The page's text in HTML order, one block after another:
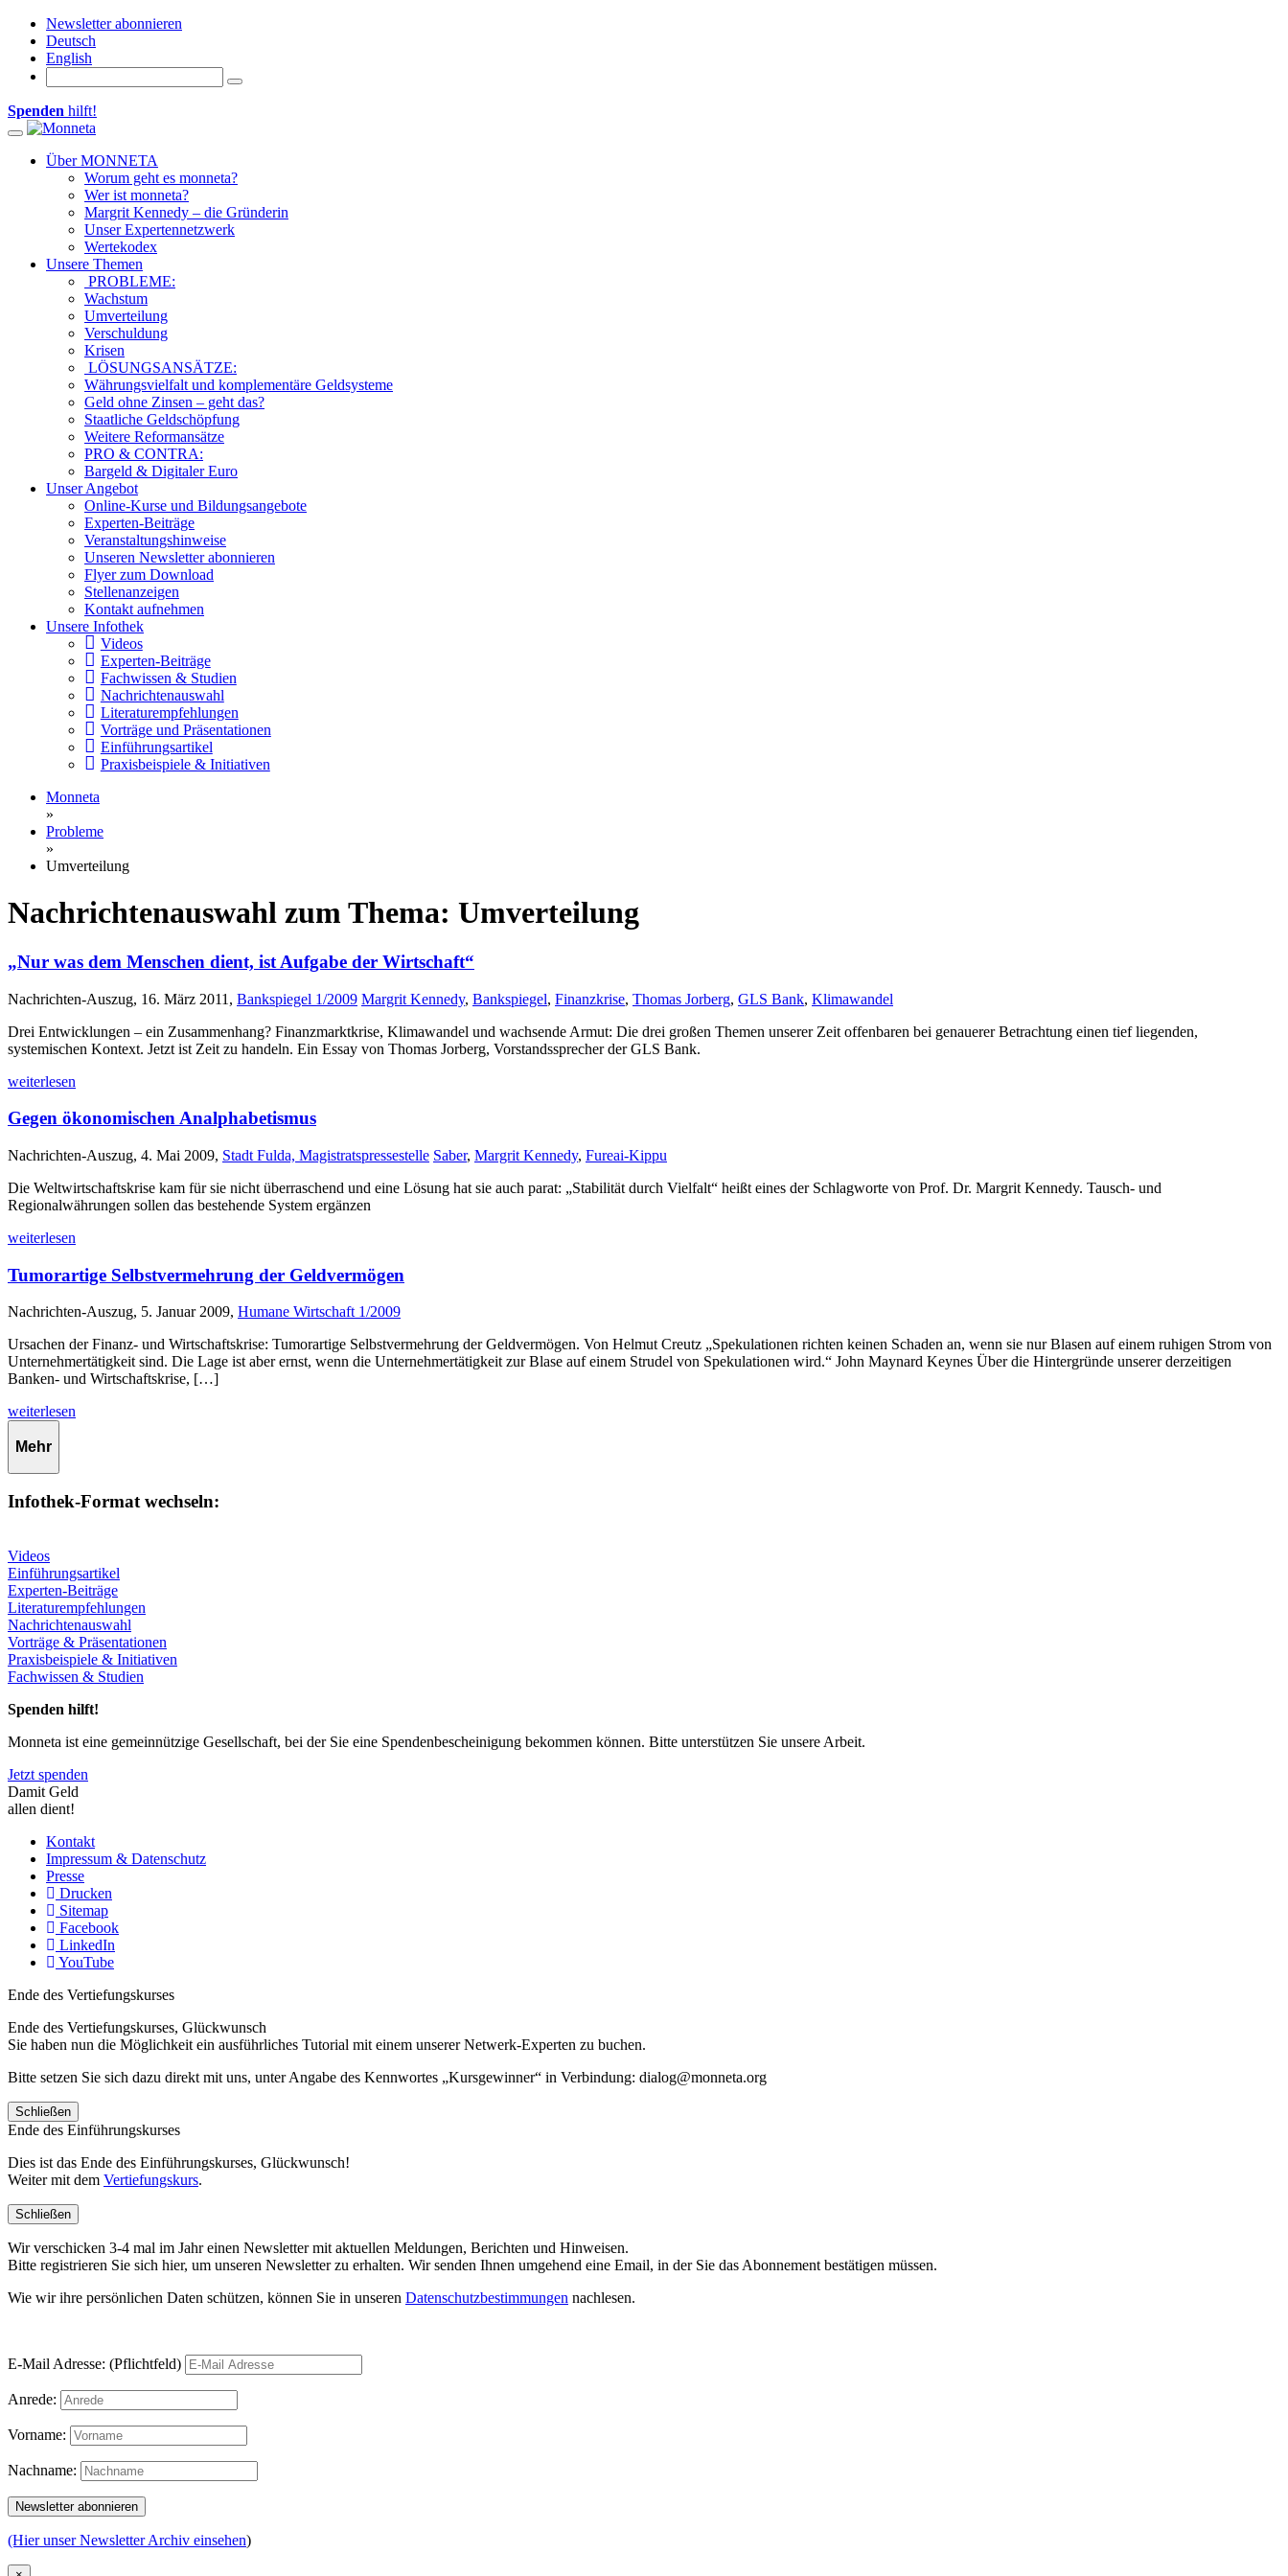
Newsletter abonnieren
Deutsch
English
Spenden hilft!
Toggle navigation
Über MONNETA
Worum geht es monneta?
Wer ist monneta?
Margrit Kennedy – die Gründerin
Unser Expertennetzwerk
Wertekodex
Unsere Themen
PROBLEME:
Wachstum
Umverteilung
Verschuldung
Krisen
LÖSUNGSANSÄTZE:
Währungsvielfalt und komplementäre Geldsysteme
Geld ohne Zinsen – geht das?
Staatliche Geldschöpfung
Weitere Reformansätze
PRO & CONTRA:
Bargeld & Digitaler Euro
Unser Angebot
Online-Kurse und Bildungsangebote
Experten-Beiträge
Veranstaltungshinweise
Unseren Newsletter abonnieren
Flyer zum Download
Stellenanzeigen
Kontakt aufnehmen
Unsere Infothek
Videos
Experten-Beiträge
Fachwissen & Studien
Nachrichtenauswahl
Literaturempfehlungen
Vorträge und Präsentationen
Einführungsartikel
Praxisbeispiele & Initiativen
Monneta
»
Probleme
»
Umverteilung
Nachrichtenauswahl zum Thema: Umverteilung
„Nur was dem Menschen dient, ist Aufgabe der Wirtschaft“
Nachrichten-Auszug, 16. März 2011, Bankspiegel 1/2009 Margrit Kennedy, Bankspiegel, Finanzkrise, Thomas Jorberg, GLS Bank, Klimawandel
Drei Entwicklungen – ein Zusammenhang? Finanzmarktkrise, Klimawandel und wachsende Armut: Die drei großen Themen unserer Zeit offenbaren bei genauerer Betrachtung einen tief liegenden,
systemischen Kontext. Jetzt ist Zeit zu handeln. Ein Essay von Thomas Jorberg, Vorstandssprecher der GLS Bank.
weiterlesen
Gegen ökonomischen Analphabetismus
Nachrichten-Auszug, 4. Mai 2009, Stadt Fulda, Magistratspressestelle Saber, Margrit Kennedy, Fureai-Kippu
Die Weltwirtschaftskrise kam für sie nicht überraschend und eine Lösung hat sie auch parat: „Stabilität durch Vielfalt“ heißt eines der Schlagworte von Prof. Dr. Margrit Kennedy. Tausch- und
Regionalwährungen sollen das bestehende System ergänzen
weiterlesen
Tumorartige Selbstvermehrung der Geldvermögen
Nachrichten-Auszug, 5. Januar 2009, Humane Wirtschaft 1/2009
Ursachen der Finanz- und Wirtschaftskrise: Tumorartige Selbstvermehrung der Geldvermögen. Von Helmut Creutz „Spekulationen richten keinen Schaden an, wenn sie nur Blasen auf einem ruhigen Strom von
Unternehmertätigkeit sind. Die Lage ist aber ernst, wenn die Unternehmertätigkeit zur Blase auf einem Strudel von Spekulationen wird.“ John Maynard Keynes Über die Hintergründe unserer derzeitigen
Banken- und Wirtschaftskrise, […]
weiterlesen
Mehr
Infothek-Format wechseln:
Videos
Einführungsartikel
Experten-Beiträge
Literaturempfehlungen
Nachrichtenauswahl
Vorträge & Präsentationen
Praxisbeispiele & Initiativen
Fachwissen & Studien
Spenden hilft!
Monneta ist eine gemeinnützige Gesellschaft, bei der Sie eine Spendenbescheinigung bekommen können. Bitte unterstützen Sie unsere Arbeit.
Jetzt spenden
Damit Geld
allen dient!
Kontakt
Impressum & Datenschutz
Presse
Drucken
Sitemap
Facebook
LinkedIn
YouTube
Ende des Vertiefungskurses
Ende des Vertiefungskurses, Glückwunsch
Sie haben nun die Möglichkeit ein ausführliches Tutorial mit einem unserer Netwerk-Experten zu buchen.
Bitte setzen Sie sich dazu direkt mit uns, unter Angabe des Kennwortes „Kursgewinner“ in Verbindung: dialog@monneta.org
Schließen
Ende des Einführungskurses
Dies ist das Ende des Einführungskurses, Glückwunsch!
Weiter mit dem Vertiefungskurs.
Schließen
Wir verschicken 3-4 mal im Jahr einen Newsletter mit aktuellen Meldungen, Berichten und Hinweisen.
Bitte registrieren Sie sich hier, um unseren Newsletter zu erhalten. Wir senden Ihnen umgehend eine Email, in der Sie das Abonnement bestätigen müssen.
Wie wir ihre persönlichen Daten schützen, können Sie in unseren Datenschutzbestimmungen nachlesen.
E-Mail Adresse: (Pflichtfeld)
Anrede:
Vorname:
Nachname:
(Hier unser Newsletter Archiv einsehen)